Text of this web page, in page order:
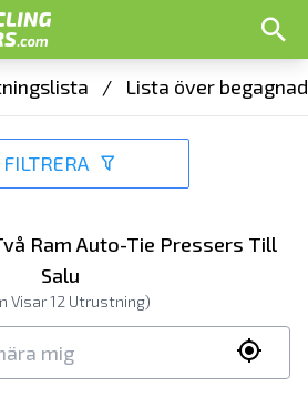
/ Lista över
FILTRERA
Ram Auto-Tie Pressers Till
Salu
Visar12 Utrustning)